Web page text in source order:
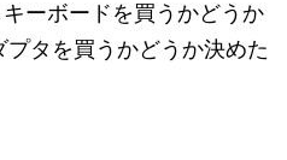
ーボードを買うかどうか
タを買うかどうか決めた